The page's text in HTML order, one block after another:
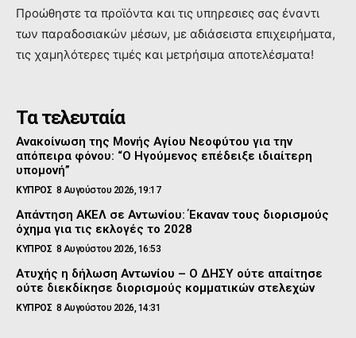
Προώθηστε τα προϊόντα και τις υπηρεσιες σας έναντι
των παραδοσιακών μέσων, με αδιάσειστα επιχειρήματα,
τις χαμηλότερες τιμές και μετρήσιμα αποτελέσματα!
Τα τελευταία
Ανακοίνωση της Μονής Αγίου Νεοφύτου για την
απόπειρα φόνου: “Ο Ηγούμενος επέδειξε ιδιαίτερη
υπομονή”
ΚΥΠΡΟΣ 8 Αυγούστου 2026, 19:17
Απάντηση ΑΚΕΛ σε Αντωνίου: Έκαναν τους διορισμούς
όχημα για τις εκλογές το 2028
ΚΥΠΡΟΣ 8 Αυγούστου 2026, 16:53
Ατυχής η δήλωση Αντωνίου – Ο ΔΗΣΥ ούτε απαίτησε
ούτε διεκδίκησε διορισμούς κομματικών στελεχών
ΚΥΠΡΟΣ 8 Αυγούστου 2026, 14:31